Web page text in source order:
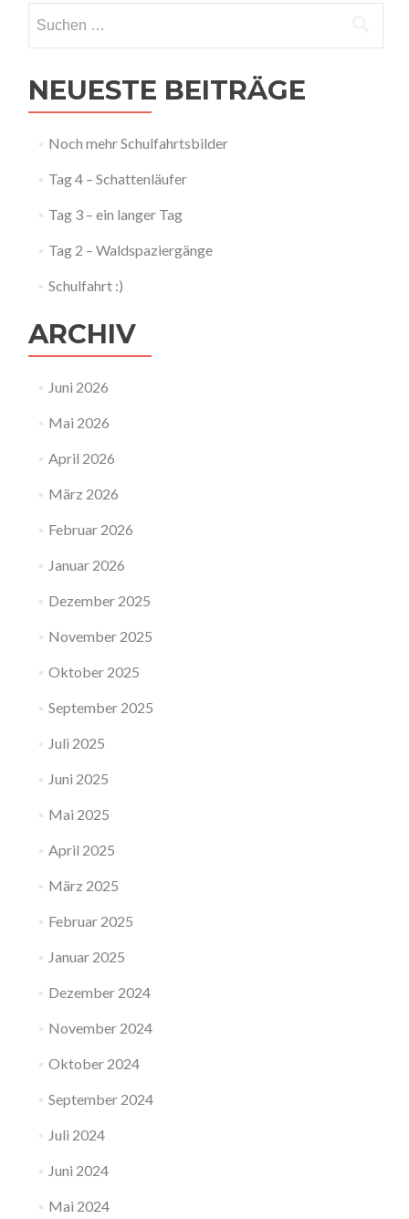
nach:
NEUESTE BEITRÄGE
Noch mehr Schulfahrtsbilder
Tag 4 – Schattenläufer
Tag 3 – ein langer Tag
Tag 2 – Waldspaziergänge
Schulfahrt :)
ARCHIV
Juni 2026
Mai 2026
April 2026
März 2026
Februar 2026
Januar 2026
Dezember 2025
November 2025
Oktober 2025
September 2025
Juli 2025
Juni 2025
Mai 2025
April 2025
März 2025
Februar 2025
Januar 2025
Dezember 2024
November 2024
Oktober 2024
September 2024
Juli 2024
Juni 2024
Mai 2024